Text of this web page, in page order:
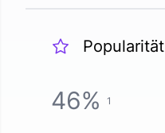
Popularität
46% 1